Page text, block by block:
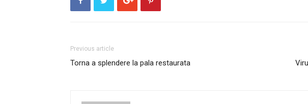
Previous article
Torna a splendere la pala restaurata